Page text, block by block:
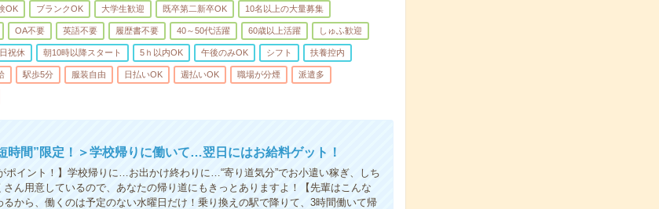
OK ブランクOK 大学生歓迎 既卒第二新卒OK 10名以上の大量募集
OA不要 英語不要 履歴書不要 40～50代活躍 60歳以上活躍 しゅふ歓迎
祝休 朝10時以降スタート 5ｈ以内OK 午後のみOK シフト 扶養控内
駅歩5分 服装自由 日払いOK 週払いOK 職場が分煙 派遣多
時間”限定！＞学校帰りに働いて…翌日にはお給料ゲット！
ポイント！】学校帰りに…お出かけ終わりに…“寄り道気分”でお小遣い稼ぎ、しち
ん用意しているので、あなたの帰り道にもきっとありますよ！【先輩はこんな
から、働くのは予定のない水曜日だけ！乗り換えの駅で降りて、3時間働いて帰